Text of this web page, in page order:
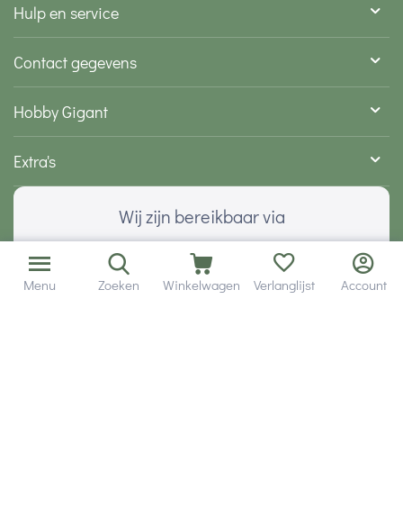
Hulp en service
Contact gegevens
Hobby Gigant
Extra's
Wij zijn bereikbaar via
Menu Zoeken Winkelwagen Verlanglijst Account